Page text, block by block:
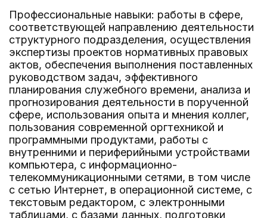
Профессиональные навыки: работы в сфере,
соответствующей направлению деятельности
структурного подразделения, осуществления
экспертизы проектов нормативных правовых
актов, обеспечения выполнения поставленных
руководством задач, эффективного
планирования служебного времени, анализа и
прогнозирования деятельности в порученной
сфере, использования опыта и мнения коллег,
пользования современной оргтехникой и
программными продуктами, работы с
внутренними и периферийными устройствами
компьютера, с информационно-
телекоммуникационными сетями, в том числе
с сетью Интернет, в операционной системе, с
текстовым редактором, с электронными
таблицами, с базами данных, подготовки